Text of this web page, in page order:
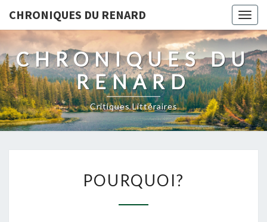
CHRONIQUES DU RENARD
CHRONIQUES DU
RENARD
Critiques Littéraires
POURQUOI?